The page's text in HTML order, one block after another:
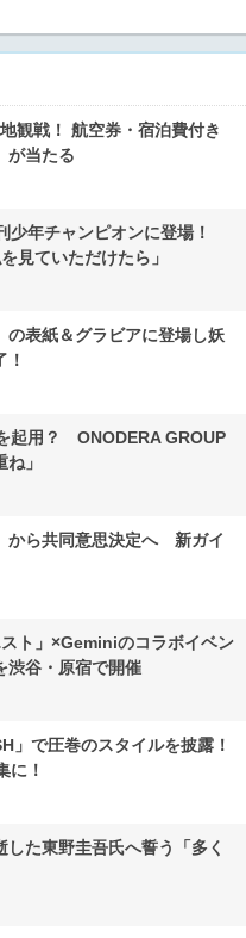
観戦！ 航空券・宿泊費付き
が当たる
少年チャンピオンに登場！
見ていただけたら」
の表紙＆グラビアに登場し妖
起用？ ONODERA GROUP
」
から共同意思決定へ 新ガイ
ト」×Geminiのコラボイベン
渋谷・原宿で開催
」で圧巻のスタイルを披露！
に！
た東野圭吾氏へ誓う「多く